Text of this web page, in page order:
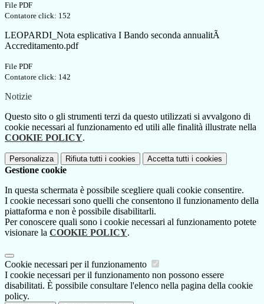
File PDF
Contatore click: 152
LEOPARDI_Nota esplicativa I Bando seconda annualitÃ
Accreditamento.pdf
File PDF
Contatore click: 142
Notizie
Questo sito o gli strumenti terzi da questo utilizzati si avvalgono di
cookie necessari al funzionamento ed utili alle finalità illustrate nella
COOKIE POLICY.
Personalizza Rifiuta tutti i cookies Accetta tutti i cookies
Gestione cookie
In questa schermata è possibile scegliere quali cookie consentire.
I cookie necessari sono quelli che consentono il funzionamento della
piattaforma e non è possibile disabilitarli.
Per conoscere quali sono i cookie necessari al funzionamento potete
visionare la COOKIE POLICY.
Cookie necessari per il funzionamento
I cookie necessari per il funzionamento non possono essere
disabilitati. È possibile consultare l'elenco nella pagina della cookie
policy.